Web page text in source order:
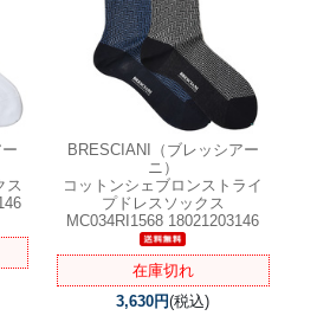
ス
BRESCIANI（ブレッシアー
ニ）
コットンシェブロンストライ
プドレスソックス
MC034RI1568 18021203146
在庫切れ
3,630円(税込)